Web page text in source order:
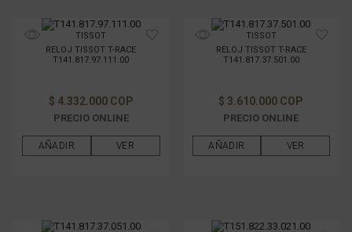
TISSOT
RELOJ TISSOT T-RACE
T141.817.97.111.00
$ 4.332.000 COP
PRECIO ONLINE
AÑADIR VER
TISSOT
RELOJ TISSOT T-RACE
T141.817.37.501.00
$ 3.610.000 COP
PRECIO ONLINE
AÑADIR VER